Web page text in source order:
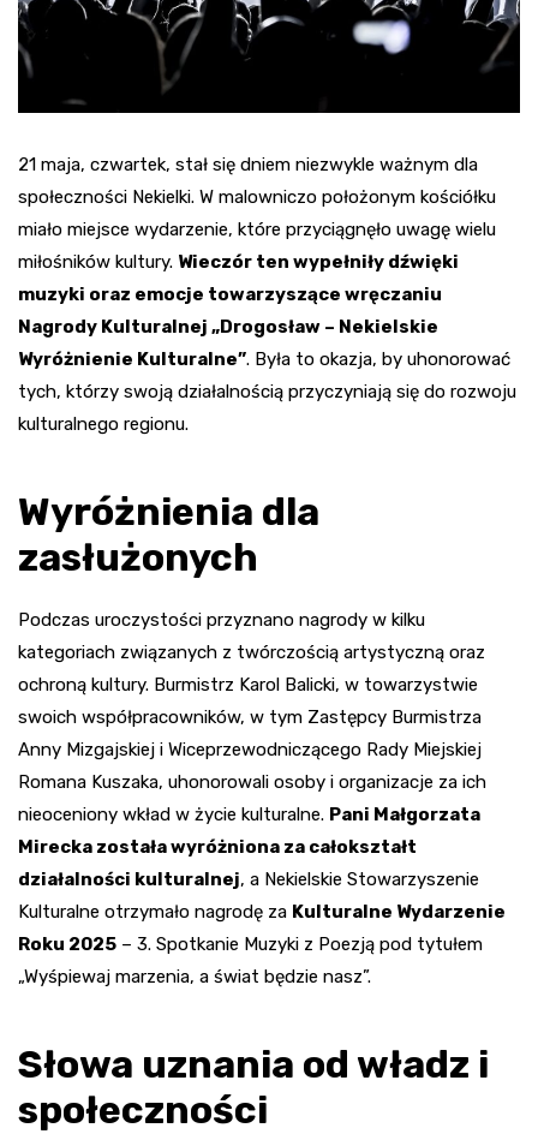
21 maja, czwartek, stał się dniem niezwykle ważnym dla
społeczności Nekielki. W malowniczo położonym kościółku
miało miejsce wydarzenie, które przyciągnęło uwagę wielu
miłośników kultury. Wieczór ten wypełniły dźwięki
muzyki oraz emocje towarzyszące wręczaniu
Nagrody Kulturalnej „Drogosław – Nekielskie
Wyróżnienie Kulturalne”. Była to okazja, by uhonorować
tych, którzy swoją działalnością przyczyniają się do rozwoju
kulturalnego regionu.
Wyróżnienia dla
zasłużonych
Podczas uroczystości przyznano nagrody w kilku
kategoriach związanych z twórczością artystyczną oraz
ochroną kultury. Burmistrz Karol Balicki, w towarzystwie
swoich współpracowników, w tym Zastępcy Burmistrza
Anny Mizgajskiej i Wiceprzewodniczącego Rady Miejskiej
Romana Kuszaka, uhonorowali osoby i organizacje za ich
nieoceniony wkład w życie kulturalne. Pani Małgorzata
Mirecka została wyróżniona za całokształt
działalności kulturalnej, a Nekielskie Stowarzyszenie
Kulturalne otrzymało nagrodę za Kulturalne Wydarzenie
Roku 2025 – 3. Spotkanie Muzyki z Poezją pod tytułem
„Wyśpiewaj marzenia, a świat będzie nasz”.
Słowa uznania od władz i
społeczności